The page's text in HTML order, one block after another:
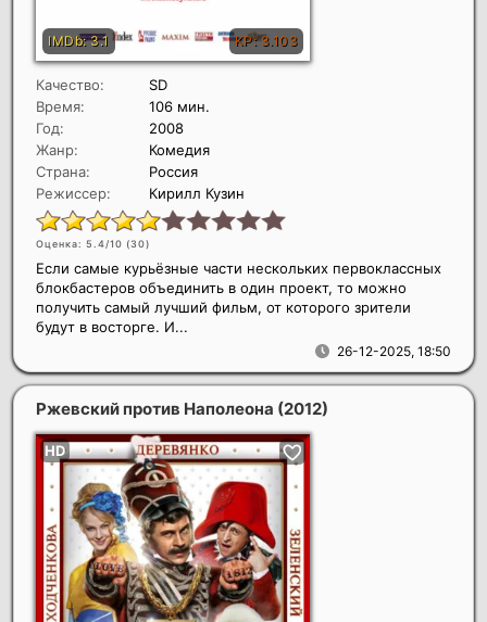
Качество:
SD
Время:
106 мин.
Год:
2008
Жанр:
Комедия
Страна:
Россия
Режиссер:
Кирилл Кузин
Оценка: 5.4/10 (30)
26-12-2025, 18:50
Если самые курьёзные части нескольких первоклассных
блокбастеров объединить в один проект, то можно
получить самый лучший фильм, от которого зрители
будут в восторге. И...
Ржевский против Наполеона (2012)